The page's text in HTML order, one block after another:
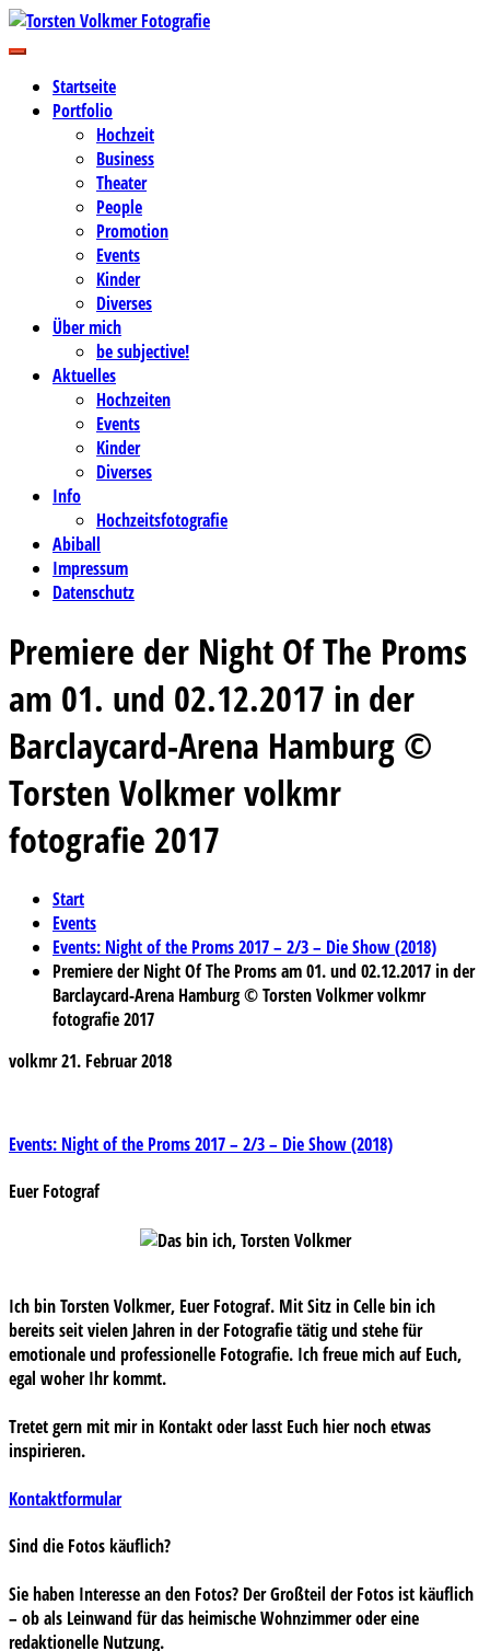
Zum
Inhalt
Torsten Volkmer Fotografie
Business-, Portrait- und Hochzeitsfotografie
Startseite
Portfolio
Hochzeit
Business
Theater
People
Promotion
Events
Kinder
Diverses
Über mich
be subjective!
Aktuelles
Hochzeiten
Events
Kinder
Diverses
Info
Hochzeitsfotografie
Abiball
Impressum
Datenschutz
Premiere der Night Of The Proms
am 01. und 02.12.2017 in der
Barclaycard-Arena Hamburg ©
Torsten Volkmer volkmr
fotografie 2017
Start
Events
Events: Night of the Proms 2017 – 2/3 – Die Show (2018)
Premiere der Night Of The Proms am 01. und 02.12.2017 in der
Barclaycard-Arena Hamburg © Torsten Volkmer volkmr
fotografie 2017
volkmr21. Februar 2018
Beitragsnavigation
Events: Night of the Proms 2017 – 2/3 – Die Show (2018)
Euer Fotograf
Ich bin Torsten Volkmer, Euer Fotograf. Mit Sitz in Celle bin ich
bereits seit vielen Jahren in der Fotografie tätig und stehe für
emotionale und professionelle Fotografie. Ich freue mich auf Euch,
egal woher Ihr kommt.
Tretet gern mit mir in Kontakt oder lasst Euch hier noch etwas
inspirieren.
Kontaktformular
Sind die Fotos käuflich?
Sie haben Interesse an den Fotos? Der Großteil der Fotos ist käuflich
– ob als Leinwand für das heimische Wohnzimmer oder eine
redaktionelle Nutzung.